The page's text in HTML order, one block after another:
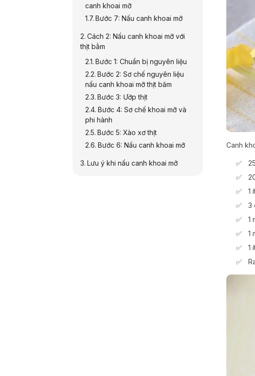
Canh
1
3
1
1
1
canh khoai mỡ
Bước 7: Nấu canh khoai mỡ
Cách 2: Nấu canh khoai mỡ với
thịt bằm
Bước 1: Chuẩn bị nguyên liệu
Bước 2: Sơ chế nguyên liệu
nấu canh khoai mỡ thịt băm
Bước 3: Ướp thịt
Bước 4: Sơ chế khoai mỡ và
phi hành
Bước 5: Xào xơ thịt
Bước 6: Nấu canh khoai mỡ
Lưu ý khi nấu canh khoai mỡ